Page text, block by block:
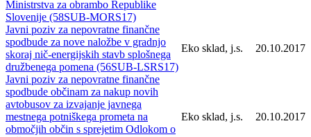
Ministrstva za obrambo Republike
Slovenije (58SUB-MORS17)
Javni poziv za nepovratne finančne
spodbude za nove naložbe v gradnjo
skoraj nič-energijskih stavb splošnega
družbenega pomena (56SUB-LSRS17)
Eko sklad, j.s. 20.10.2017
Javni poziv za nepovratne finančne
spodbude občinam za nakup novih
avtobusov za izvajanje javnega
mestnega potniškega prometa na
območjih občin s sprejetim Odlokom o
Eko sklad, j.s. 20.10.2017